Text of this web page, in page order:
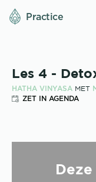
Practice
Les 4 -
HATHA VINYASAMET
ZET IN AGENDA